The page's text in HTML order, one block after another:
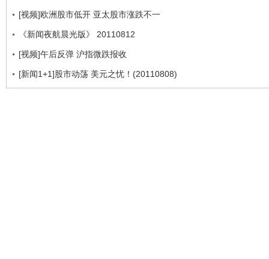
[视频]欧洲股市低开 亚太股市涨跌不一
《新闻夜航晨光版》 20110812
[视频]午后反弹 沪指微跌报收
[新闻1+1]股市动荡 美元之忧！(20110808)